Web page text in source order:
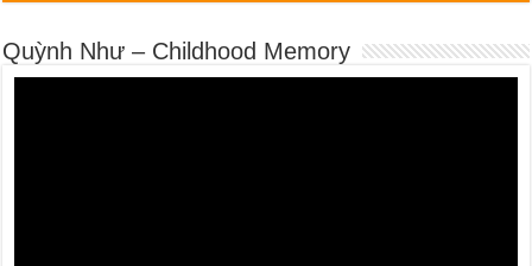
Quỳnh Như – Childhood Memory